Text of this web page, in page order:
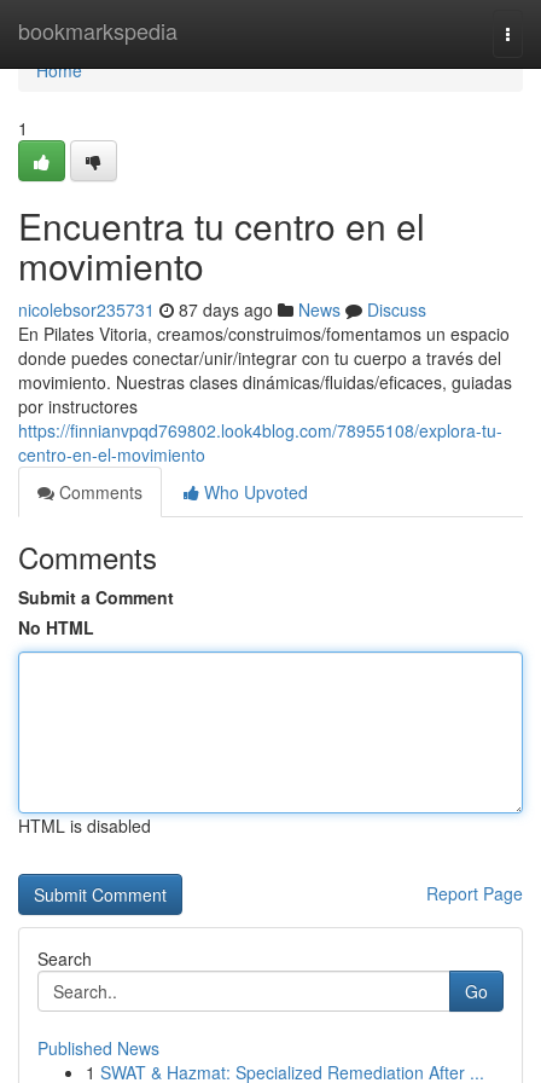
bookmarkspedia
Home
Home
1
Encuentra tu centro en el
movimiento
nicolebsor235731 87 days ago News
Discuss
En Pilates Vitoria, creamos/construimos/fomentamos un espacio
donde puedes conectar/unir/integrar con tu cuerpo a través del
movimiento. Nuestras clases dinámicas/fluidas/eficaces, guiadas
por instructores
https://finnianvpqd769802.look4blog.com/78955108/explora-tu-
centro-en-el-movimiento
Comments
Who Upvoted
Comments
Submit a Comment
No HTML
HTML is disabled
Report Page
Search
Go
Published News
1 SWAT & Hazmat: Specialized Remediation After ...